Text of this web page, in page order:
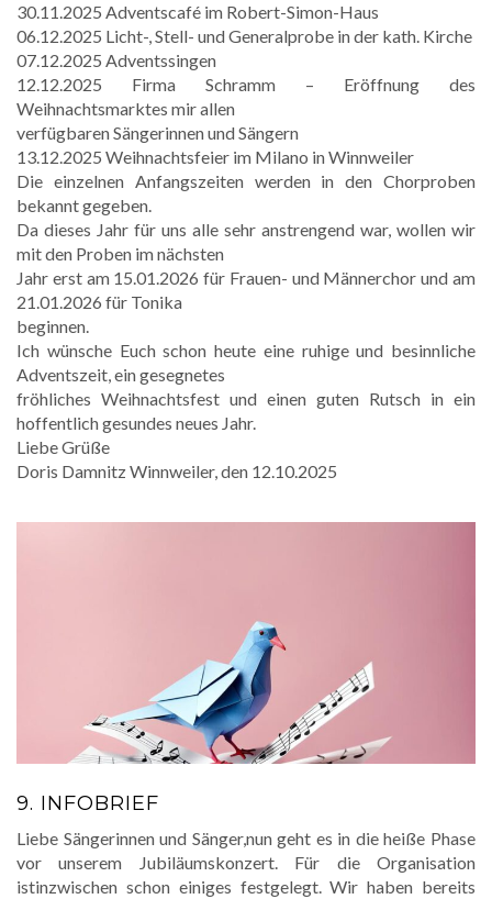
30.11.2025 Adventscafé im Robert-Simon-Haus
06.12.2025 Licht-, Stell- und Generalprobe in der kath. Kirche
07.12.2025 Adventssingen
12.12.2025 Firma Schramm – Eröffnung des
Weihnachtsmarktes mir allen
verfügbaren Sängerinnen und Sängern
13.12.2025 Weihnachtsfeier im Milano in Winnweiler
Die einzelnen Anfangszeiten werden in den Chorproben
bekannt gegeben.
Da dieses Jahr für uns alle sehr anstrengend war, wollen wir
mit den Proben im nächsten
Jahr erst am 15.01.2026 für Frauen- und Männerchor und am
21.01.2026 für Tonika
beginnen.
Ich wünsche Euch schon heute eine ruhige und besinnliche
Adventszeit, ein gesegnetes
fröhliches Weihnachtsfest und einen guten Rutsch in ein
hoffentlich gesundes neues Jahr.
Liebe Grüße
Doris Damnitz Winnweiler, den 12.10.2025
9. INFOBRIEF
Liebe Sängerinnen und Sänger,nun geht es in die heiße Phase
vor unserem Jubiläumskonzert. Für die Organisation
istinzwischen schon einiges festgelegt. Wir haben bereits